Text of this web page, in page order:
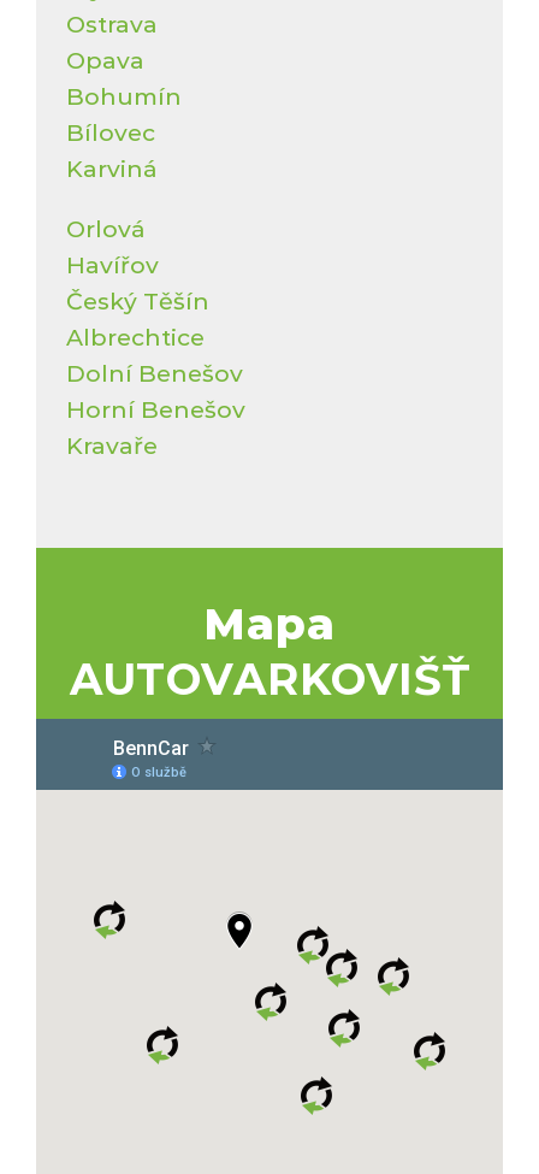
Ostrava
Opava
Bohumín
Bílovec
Karviná
Orlová
Havířov
Český Těšín
Albrechtice
Dolní Benešov
Horní Benešov
Kravaře
Mapa
AUTOVARKOVIŠŤ